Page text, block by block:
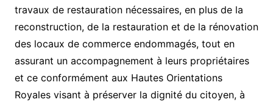
travaux de restauration nécessaires, en plus de la
reconstruction, de la restauration et de la rénovation
des locaux de commerce endommagés, tout en
assurant un accompagnement à leurs propriétaires
et ce conformément aux Hautes Orientations
Royales visant à préserver la dignité du citoyen, à